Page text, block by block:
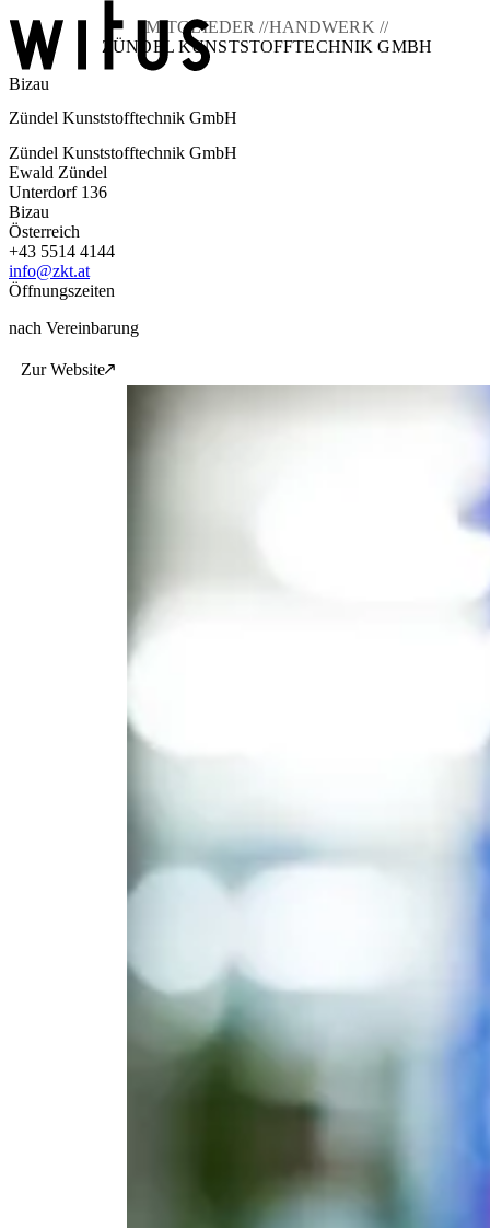
Über uns
Projekte
Mitglieder
Service
Kontakt
MITGLIEDER //HANDWERK //
ZÜNDEL KUNSTSTOFFTECHNIK GMBH
Bizau
Zündel Kunststofftechnik GmbH
Zündel Kunststofftechnik GmbH
Ewald Zündel
Unterdorf 136
Bizau
Österreich
+43 5514 4144
info@zkt.at
Öffnungszeiten
nach Vereinbarung
Zur Website